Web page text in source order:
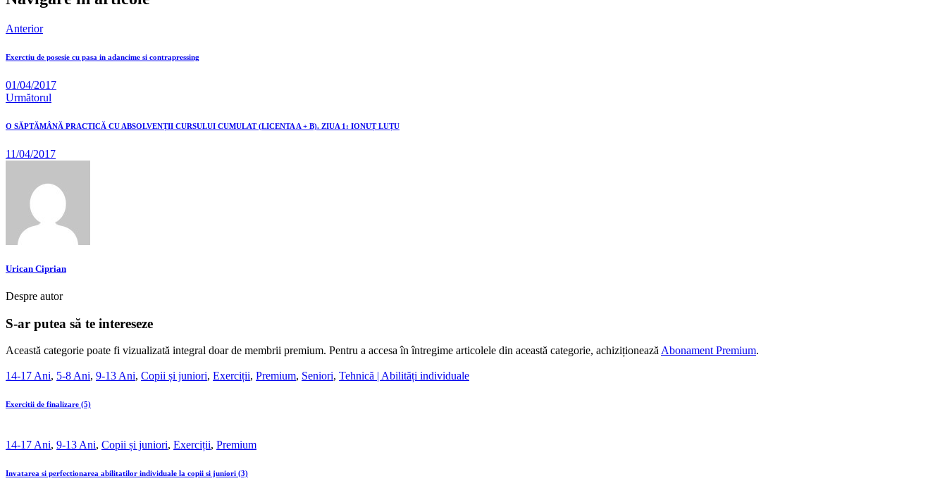
Anterior
Exerctiu de posesie cu pasa in adancime si contrapressing
01/04/2017
Următorul
O SĂPTĂMÂNĂ PRACTICĂ CU ABSOLVENȚII CURSULUI CUMULAT (LICENTA A + B). ZIUA 1: IONUȚ LUȚU
11/04/2017
Urican Ciprian
Despre autor
S-ar putea să te intereseze
Această categorie poate fi vizualizată integral doar de membrii premium. Pentru a accesa în întregime articolele din această categorie, achiziționeazăAbonament Premium.
14-17 Ani, 5-8 Ani, 9-13 Ani, Copii și juniori, Exerciții, Premium, Seniori, Tehnică | Abilități individuale
Exercitii de finalizare (5)
14-17 Ani, 9-13 Ani, Copii și juniori, Exerciții, Premium
Invatarea si perfectionarea abilitatilor individuale la copii si juniori (3)